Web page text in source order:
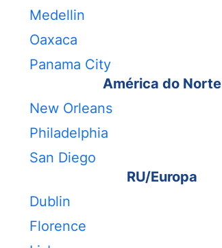
Medellin
Oaxaca
Panama City
América do Norte
New Orleans
Philadelphia
San Diego
RU/Europa
Dublin
Florence